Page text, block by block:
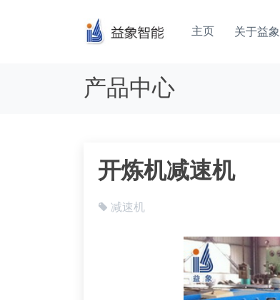
主页 关于益象
产品中心
开炼机减速机
减速机